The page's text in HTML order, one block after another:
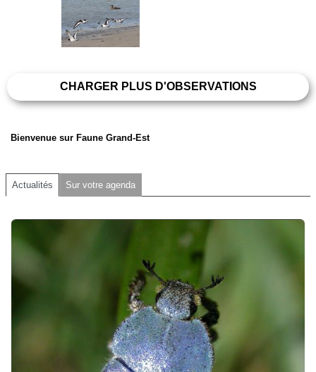
CHARGER PLUS D'OBSERVATIONS
Bienvenue sur Faune Grand-Est
Actualités Sur votre agenda